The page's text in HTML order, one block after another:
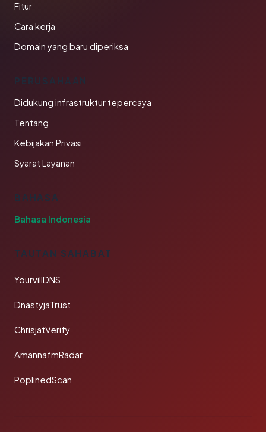
Fitur
Cara kerja
Domain yang baru diperiksa
PERUSAHAAN
Didukung infrastruktur tepercaya
Tentang
Kebijakan Privasi
Syarat Layanan
BAHASA
Bahasa Indonesia
TAUTAN SAHABAT
YourvillDNS
DnastyjaTrust
ChrisjatVerify
AmannafmRadar
PoplinedScan